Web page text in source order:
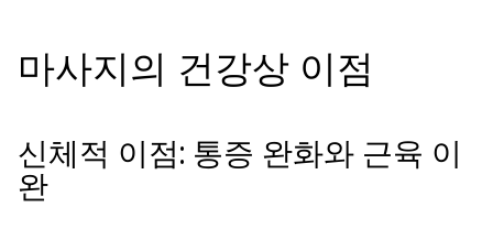
마사지의 건강상 이점
신체적 이점: 통증 완화와 근육 이
완